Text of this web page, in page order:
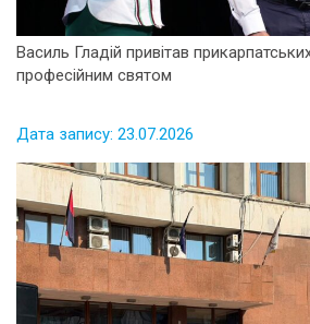
Василь Гладій привітав
професійним святом
Дата запису: 23.07.2026